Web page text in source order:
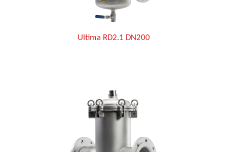
Ultima RD2.1 DN200